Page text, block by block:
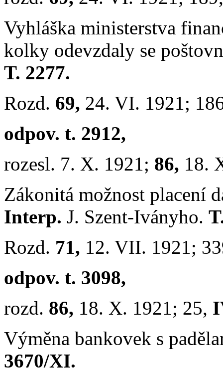
Vyhláška ministerstva
kolky odevzdaly se
T. 2277.
Rozd. 69, 24. VI. 1921;
odpov. t. 2912,
rozesl. 7. X. 1921; 86, 18.
Zákonitá možnost placení
Interp. J. Szent-Iványho.
Rozd. 71, 12. VII. 1921;
odpov. t. 3098,
rozd. 86, 18. X. 1921; 25,
Výměna bankovek s
3670/XI.